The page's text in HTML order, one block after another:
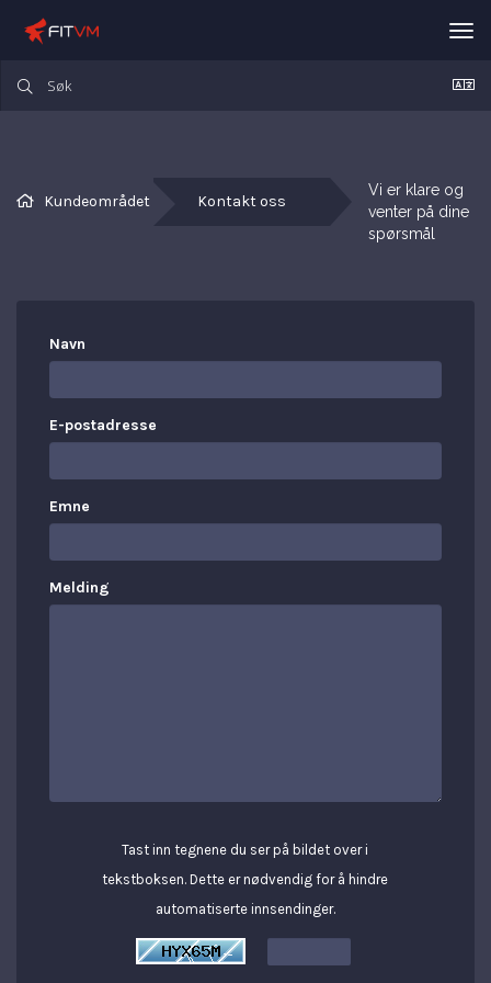
Bytt
Kundeområdet Kontakt oss
Vi er klare og
venter på dine
spørsmål
Navn
E-postadresse
Emne
Melding
Tast inn tegnene du ser på bildet over i
tekstboksen. Dette er nødvendig for å hindre
automatiserte innsendinger.